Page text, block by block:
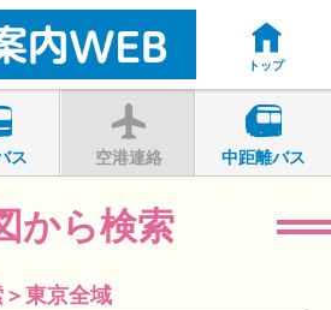
トップ
ス 空港連絡 中距離バス
から検索
東京全域